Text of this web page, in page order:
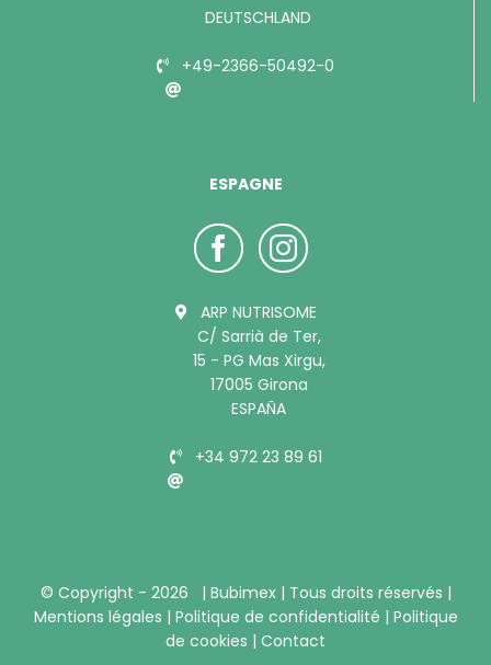
DEUTSCHLAND
+49-2366-50492-0
ESPAGNE
ARP NUTRISOME
C/ Sarrià de Ter,
15 - PG Mas Xirgu,
17005 Girona
ESPAÑA
+34 972 23 89 61
© Copyright - 2026 | Bubimex | Tous droits réservés |
Mentions légales | Politique de confidentialité | Politique
de cookies | Contact